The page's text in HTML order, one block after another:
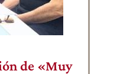
de «Muy